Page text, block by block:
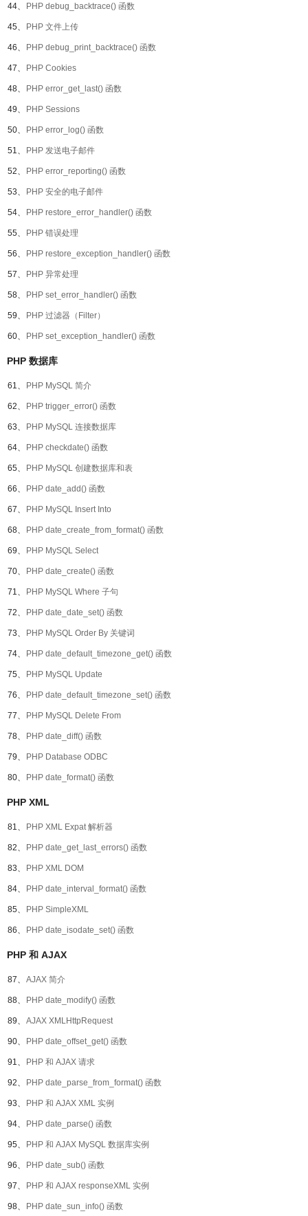
44、 PHP debug_backtrace() 函数
45、 PHP 文件上传
46、 PHP debug_print_backtrace() 函数
47、 PHP Cookies
48、 PHP error_get_last() 函数
49、 PHP Sessions
50、 PHP error_log() 函数
51、 PHP 发送电子邮件
52、 PHP error_reporting() 函数
53、 PHP 安全的电子邮件
54、 PHP restore_error_handler() 函数
55、 PHP 错误处理
56、 PHP restore_exception_handler() 函数
57、 PHP 异常处理
58、 PHP set_error_handler() 函数
59、 PHP 过滤器（Filter）
60、 PHP set_exception_handler() 函数
PHP 数据库
61、 PHP MySQL 简介
62、 PHP trigger_error() 函数
63、 PHP MySQL 连接数据库
64、 PHP checkdate() 函数
65、 PHP MySQL 创建数据库和表
66、 PHP date_add() 函数
67、 PHP MySQL Insert Into
68、 PHP date_create_from_format() 函数
69、 PHP MySQL Select
70、 PHP date_create() 函数
71、 PHP MySQL Where 子句
72、 PHP date_date_set() 函数
73、 PHP MySQL Order By 关键词
74、 PHP date_default_timezone_get() 函数
75、 PHP MySQL Update
76、 PHP date_default_timezone_set() 函数
77、 PHP MySQL Delete From
78、 PHP date_diff() 函数
79、 PHP Database ODBC
80、 PHP date_format() 函数
PHP XML
81、 PHP XML Expat 解析器
82、 PHP date_get_last_errors() 函数
83、 PHP XML DOM
84、 PHP date_interval_format() 函数
85、 PHP SimpleXML
86、 PHP date_isodate_set() 函数
PHP 和 AJAX
87、 AJAX 简介
88、 PHP date_modify() 函数
89、 AJAX XMLHttpRequest
90、 PHP date_offset_get() 函数
91、 PHP 和 AJAX 请求
92、 PHP date_parse_from_format() 函数
93、 PHP 和 AJAX XML 实例
94、 PHP date_parse() 函数
95、 PHP 和 AJAX MySQL 数据库实例
96、 PHP date_sub() 函数
97、 PHP 和 AJAX responseXML 实例
98、 PHP date_sun_info() 函数